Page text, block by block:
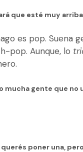
que esté muy
es pop. Suena
pop. Aunque, lo
gente que
poner una,